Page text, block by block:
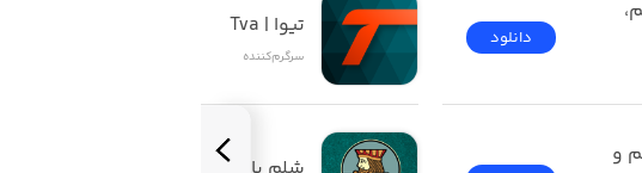
دانلود تیوا | Tva
سرگرم‌کننده